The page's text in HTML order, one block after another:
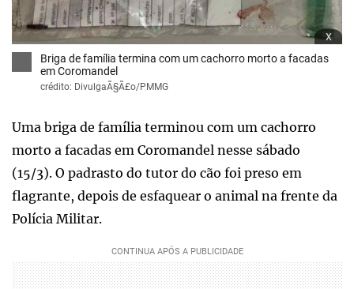
x
Briga de família termina com um cachorro morto a facadas
em Coromandel
crédito: DivulgaÃ§Ã£o/PMMG
Uma briga de família terminou com um cachorro
morto a facadas em Coromandel nesse sábado
(15/3). O padrasto do tutor do cão foi preso em
flagrante, depois de esfaquear o animal na frente da
Polícia Militar.